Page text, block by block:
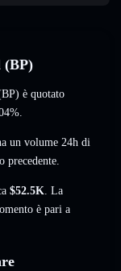
(BP)
è quotato
.
un volume 24h di
precedente.
$52.5K. La
è pari a